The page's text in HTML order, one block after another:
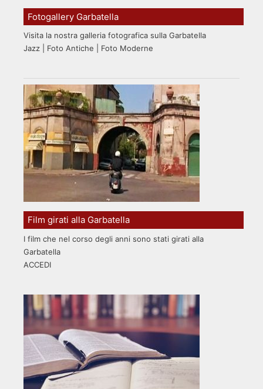
Fotogallery Garbatella
Visita la nostra galleria fotografica sulla Garbatella
Jazz | Foto Antiche | Foto Moderne
Film girati alla Garbatella
I film che nel corso degli anni sono stati girati alla
Garbatella
ACCEDI